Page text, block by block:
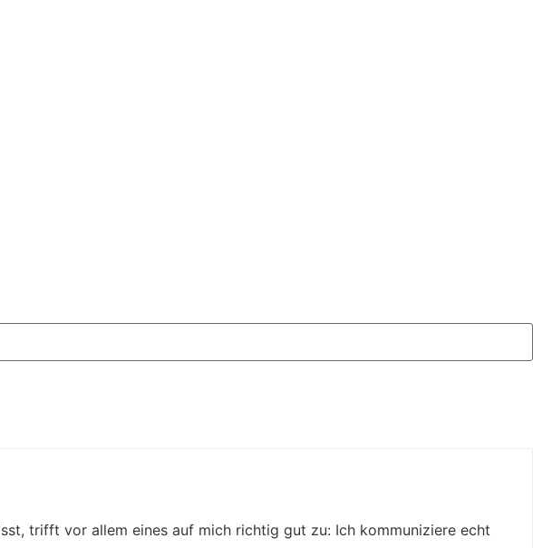
trifft vor allem eines auf mich richtig gut zu: Ich kommuniziere echt